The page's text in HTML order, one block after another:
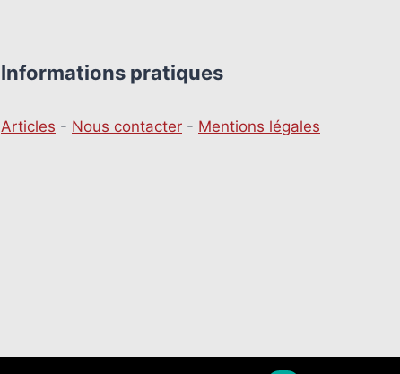
Informations pratiques
Articles - Nous contacter - Mentions légales